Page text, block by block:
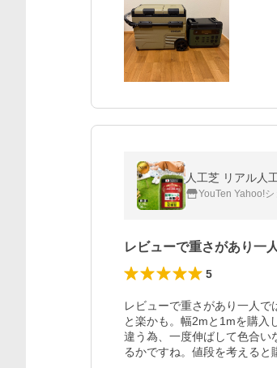
人工芝 リアル人
YouTen Yahoo!
レビューで重さがあり一
5
レビューで重さがあり一人
と楽かも。幅2mと1mを購入
違う為、一度伸ばして色合い
るかですね。値段を考えると